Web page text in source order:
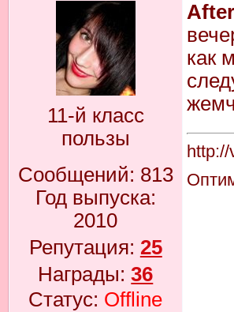
11-й класс
пользы
Сообщений: 813
Год выпуска:
2010
Репутация: 25
Награды:36
Статус: Offline
как